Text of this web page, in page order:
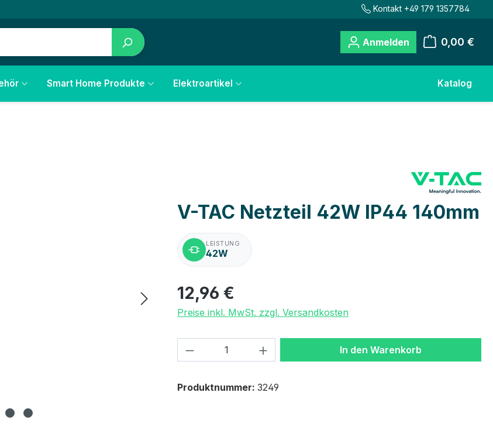
Kontakt +49 179 1357784
Anmelden 0,00 €
Smart Home Produkte Elektroartikel Katalog
V-TAC Netzteil 42W IP44 140mm
LEISTUNG
42W
12,96 €
Preise inkl. MwSt. zzgl. Versandkosten
Produkt Anzahl: Gib den gewünschten Wert
In den Warenkorb
Produktnummer: 3249